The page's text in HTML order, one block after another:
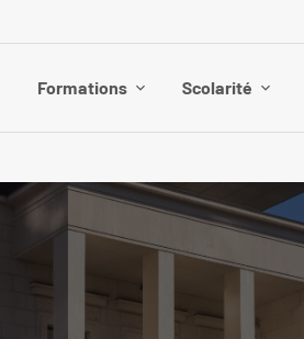
Formations Scolarité